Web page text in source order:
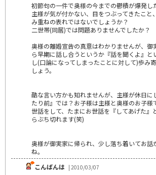
初節句の一件で奥様の今までの鬱積が爆発し
主様が気が付かない、目をつぶってきたこと
み重ねの表れではないでしょうか？
二世帯(同居)では問題ありませんでしたか？
奥様の離婚宣告の真意はわかりませんが、御
ら早期に話し合うというか『話を聞くよ』と
し(口論になってしまったことに対して)歩み
しょう。
酷な言い方かも知れませんが、主様が休日に
たり前』では？お子様は主様と奥様のお子様
世話をして、たまにお世話を『してあげた
らぶち切れます(笑)
奥様が御実家に帰られ、少し落ち着いてお話
ね。
こんばんは | 2010/03/07